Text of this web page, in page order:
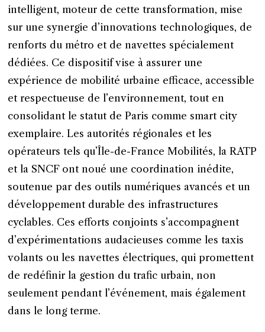
intelligent, moteur de cette transformation, mise
sur une synergie d’innovations technologiques, de
renforts du métro et de navettes spécialement
dédiées. Ce dispositif vise à assurer une
expérience de mobilité urbaine efficace, accessible
et respectueuse de l’environnement, tout en
consolidant le statut de Paris comme smart city
exemplaire. Les autorités régionales et les
opérateurs tels qu’Île-de-France Mobilités, la RATP
et la SNCF ont noué une coordination inédite,
soutenue par des outils numériques avancés et un
développement durable des infrastructures
cyclables. Ces efforts conjoints s’accompagnent
d’expérimentations audacieuses comme les taxis
volants ou les navettes électriques, qui promettent
de redéfinir la gestion du trafic urbain, non
seulement pendant l’événement, mais également
dans le long terme.